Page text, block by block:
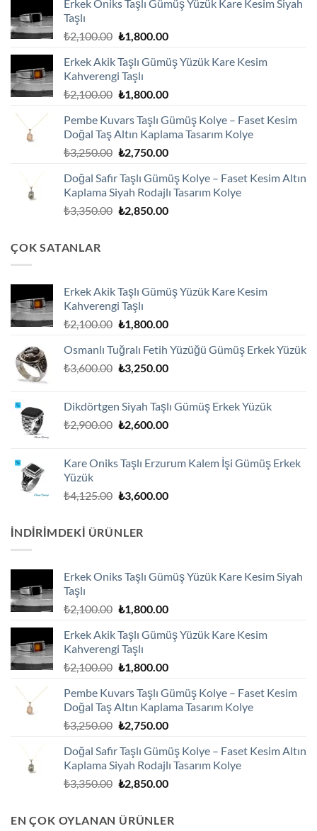
Erkek Oniks Taşlı Gümüş Yüzük Kare Kesim Siyah
Taşlı
₺2,100.00 Orijinal
₺2,100.00.
₺1,800.00Şu
fiyat:
Erkek Akik Taşlı Gümüş Yüzük Kare Kesim
Kahverengi Taşlı
₺2,100.00 Orijinal
₺2,100.00.
₺1,800.00Şu
fiyat:
₺1,800.00.
Pembe Kuvars Taşlı Gümüş Kolye – Faset Kesim
Doğal Taş Altın Kaplama Tasarım Kolye
₺3,250.00 Orijinal
₺3,250.00.
₺2,750.00Şu
fiyat:
₺2,750.00.
Doğal Safir Taşlı Gümüş Kolye – Faset Kesim Altın
Kaplama Siyah Rodajlı Tasarım Kolye
₺3,350.00 Orijinal
₺2,850.00Şu
ÇOK SATANLAR
Erkek Akik Taşlı Gümüş Yüzük Kare Kesim
Kahverengi Taşlı
₺2,100.00 Orijinal
₺2,100.00.
₺1,800.00Şu
fiyat:
₺1,800.00.
Osmanlı Tuğralı Fetih Yüzüğü Gümüş Erkek Yüzük
₺3,600.00 Orijinal
₺3,250.00Şu
₺3,250.00.
Dikdörtgen Siyah Taşlı Gümüş Erkek Yüzük
₺2,900.00 Orijinal
₺2,600.00Şu
₺2,600.00.
Kare Oniks Taşlı Erzurum Kalem İşi Gümüş Erkek
Yüzük
₺4,125.00 Orijinal
₺3,600.00Şu
İNDIRIMDEKI ÜRÜNLER
Erkek Oniks Taşlı Gümüş Yüzük Kare Kesim Siyah
Taşlı
₺2,100.00 Orijinal
₺2,100.00.
₺1,800.00Şu
fiyat:
Erkek Akik Taşlı Gümüş Yüzük Kare Kesim
Kahverengi Taşlı
₺2,100.00 Orijinal
₺2,100.00.
₺1,800.00Şu
fiyat:
₺1,800.00.
Pembe Kuvars Taşlı Gümüş Kolye – Faset Kesim
Doğal Taş Altın Kaplama Tasarım Kolye
₺3,250.00 Orijinal
₺3,250.00.
₺2,750.00Şu
fiyat:
₺2,750.00.
Doğal Safir Taşlı Gümüş Kolye – Faset Kesim Altın
Kaplama Siyah Rodajlı Tasarım Kolye
₺3,350.00 Orijinal
₺2,850.00Şu
₺2,850.00.
EN ÇOK OYLANAN ÜRÜNLER